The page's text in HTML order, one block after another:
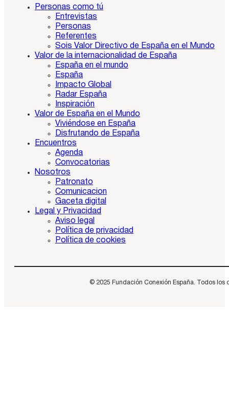
Personas como tú
Entrevistas
Personas
Referentes
Sois Valor Directivo de España en el Mundo
Valor de la internacionalidad de España
España en el mundo
España
Impacto Global
Radar España
Inspiración
Valor de España en el Mundo
Viviéndose en España
Disfrutando de España
Encuentros
Agenda
Convocatorias
Nosotros
Patronato
Comunicacion
Gaceta digital
Legal y Privacidad
Aviso legal
Política de privacidad
Política de cookies
© 2025 Fundación Conexión España. Todos los